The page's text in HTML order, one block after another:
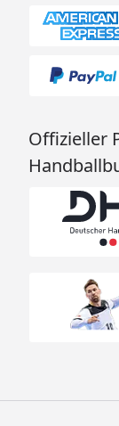
Offizieller